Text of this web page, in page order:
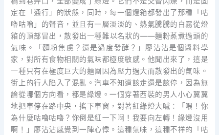
定在「通行」的狀態，同時，每一個燈箱都發出了那種「咕
嚕咕嚕」的聲音，並且有一層淡淡的、熱氣騰騰的白霧從燈
箱的頂部冒出，散發出一種難以名狀的——麵粉蒸煮過頭的
氣味。「麵粉焦慮？還是過度發酵？」廖沾沾是個醬料學
家，對所有食物相關的氣味都極度敏感。他聞出來了，這是
一種只有在極度巨大的麵團因為壓力過大而散發出的氣味。
街上的行人陷入了混亂。汽車不知道該走還是該停，因為無
論從哪個方向看，都是綠燈。一個穿著西裝的男人小心翼翼
地把車停在路中央，搖下車窗，對著紅綠燈大喊：「喂！你
為什麼咕嚕咕嚕？你倒是紅一下啊！我要向左轉！綠燈沒用
啊！」廖沾沾感覺到一陣心悸。這種氣味，這種不祥的「咕